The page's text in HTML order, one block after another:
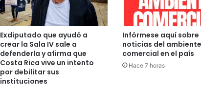
Exdiputado que ayudó a
crear la Sala IV sale a
defenderla y afirma que
Costa Rica vive un intento
por debilitar sus
instituciones
Infórmese aquí sobre
noticias del ambiente
comercial en el país
Hace 7 horas